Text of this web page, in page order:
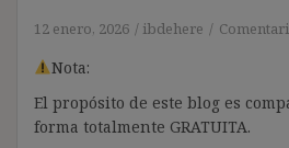
12 enero, 2026 ibdehere
Nota:
El propósito de este blog es
forma totalmente GRATUITA.